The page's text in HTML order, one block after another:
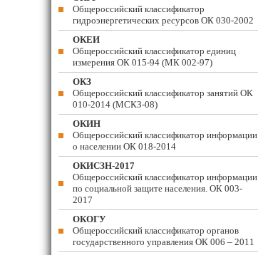
Общероссийский классификатор
гидроэнергетических ресурсов ОК 030-2002
ОКЕИ
Общероссийский классификатор единиц
измерения ОК 015-94 (МК 002-97)
ОКЗ
Общероссийский классификатор занятий ОК
010-2014 (МСКЗ-08)
ОКИН
Общероссийский классификатор информации
о населении ОК 018-2014
ОКИСЗН-2017
Общероссийский классификатор информации
по социальной защите населения. ОК 003-
2017
ОКОГУ
Общероссийский классификатор органов
государственного управления ОК 006 – 2011